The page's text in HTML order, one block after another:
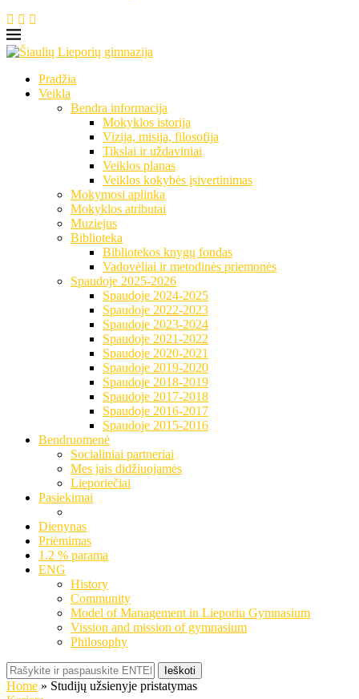
Pradžia
Veikla
Bendra informacija
Mokyklos istorija
Vizija, misija, filosofija
Tikslai ir uždaviniai
Veiklos planas
Veiklos kokybės įsivertinimas
Mokymosi aplinka
Mokyklos atributai
Muziejus
Biblioteka
Bibliotekos knygų fondas
Vadovėliai ir metodinės priemonės
Spaudoje 2025-2026
Spaudoje 2024-2025
Spaudoje 2022-2023
Spaudoje 2023-2024
Spaudoje 2021-2022
Spaudoje 2020-2021
Spaudoje 2019-2020
Spaudoje 2018-2019
Spaudoje 2017-2018
Spaudoje 2016-2017
Spaudoje 2015-2016
Bendruomenė
Socialiniai partneriai
Mes jais didžiuojamės
Lieporiečiai
Pasiekimai
Dienynas
Priėmimas
1.2 % parama
ENG
History
Community
Model of Management in Lieporiu Gymnasium
Vission and mission of gymnasium
Philosophy
Ieškoti
Home » Studijų užsienyje pristatymas